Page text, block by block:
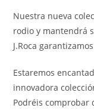
Nuestra nueva
rodio y mantendrá
J.Roca
Estaremos
innovadora
Podréis comprobar